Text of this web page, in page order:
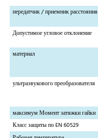
передатчик / приемник расстояния
Допустимое угловое отклонение
материал
ультразвукового преобразователя
максимум Момент затяжки гайки
Класс защиты по EN 60529